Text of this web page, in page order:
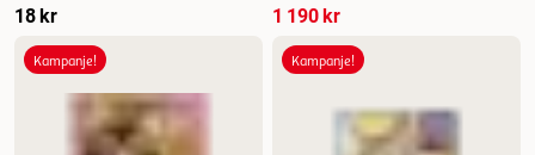
18 kr 1 190 kr
Kampanje! Kampanje!